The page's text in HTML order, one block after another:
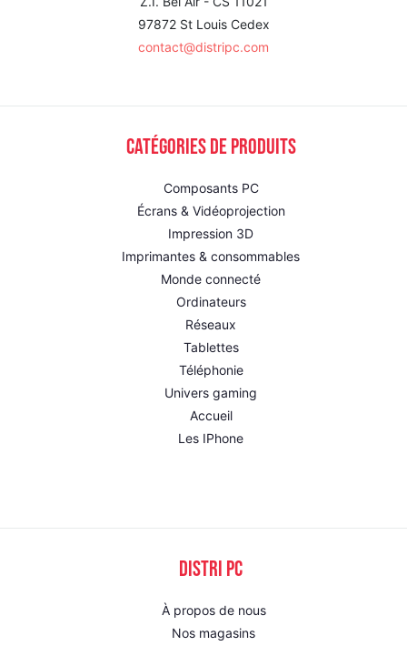
97872 St Louis Cedex
contact@distripc.com
Catégories de produits
Composants PC
Écrans & Vidéoprojection
Impression 3D
Imprimantes & consommables
Monde connecté
Ordinateurs
Réseaux
Tablettes
Téléphonie
Univers gaming
Accueil
Les IPhone
DISTRI PC
À propos de nous
Nos magasins